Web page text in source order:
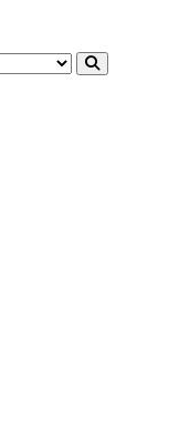
книги, учебники на